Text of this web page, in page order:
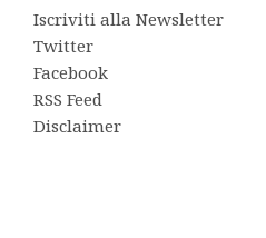
Iscriviti alla Newsletter
Twitter
Facebook
RSS Feed
Disclaimer